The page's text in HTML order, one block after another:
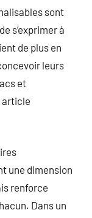
sont
s’exprimer à
de plus en
leurs
et
article
une dimension
renforce
Dans un